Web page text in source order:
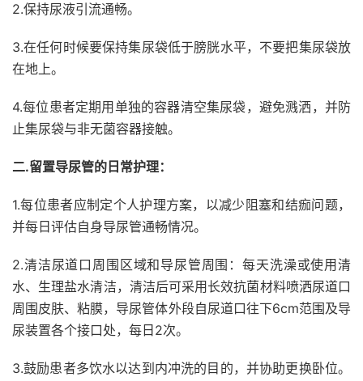
2.保持尿液引流通畅。
3.在任何时候要保持集尿袋低于膀胱水平，不要把集尿袋放
在地上。
4.每位患者定期用单独的容器清空集尿袋，避免溅洒，并防
止集尿袋与非无菌容器接触。
二.留置导尿管的日常护理：
1.每位患者应制定个人护理方案，以减少阻塞和结痂问题，
并每日评估自身导尿管通畅情况。
2.清洁尿道口周围区域和导尿管周围：每天洗澡或使用清
水、生理盐水清洁，清洁后可采用长效抗菌材料喷洒尿道口
周围皮肤、粘膜，导尿管体外段自尿道口往下6cm范围及导
尿装置各个接口处，每日2次。
3.鼓励患者多饮水以达到内冲洗的目的， 并协助更换卧位。